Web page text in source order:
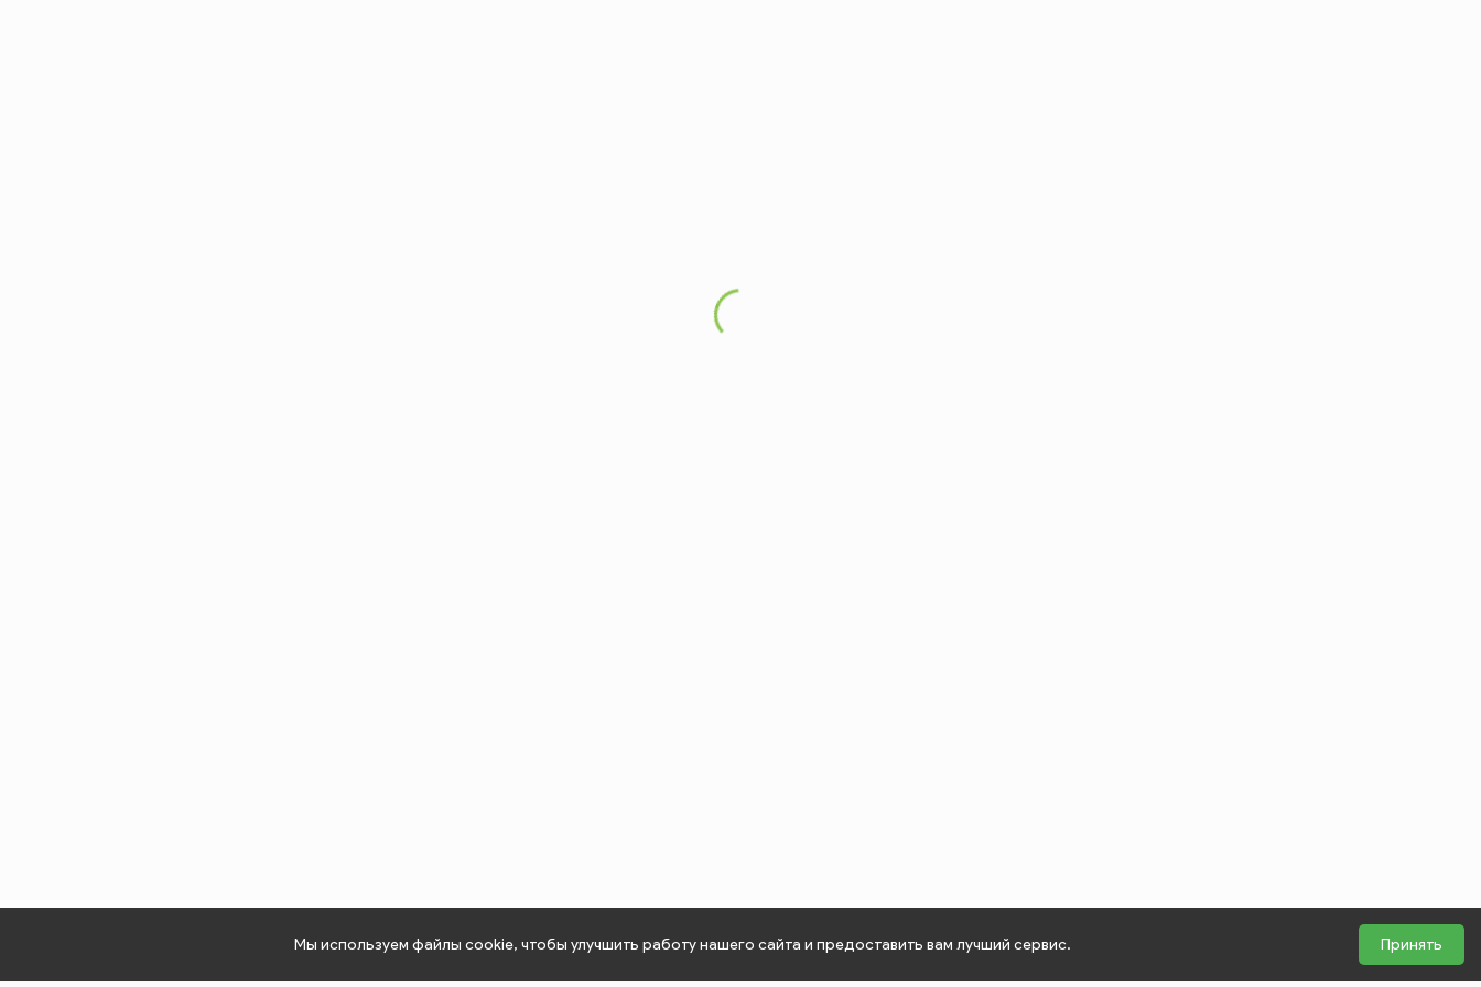
Мы используем файлы cookie, чтобы улучшить работу нашего сайта и предоставить вам лучший сервис. Принять